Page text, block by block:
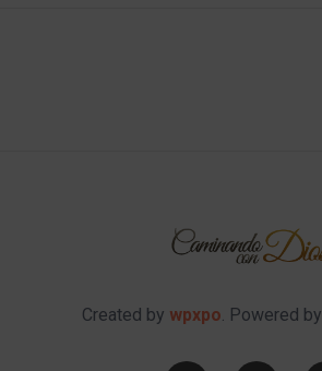
Created by wpxpo. Powered by